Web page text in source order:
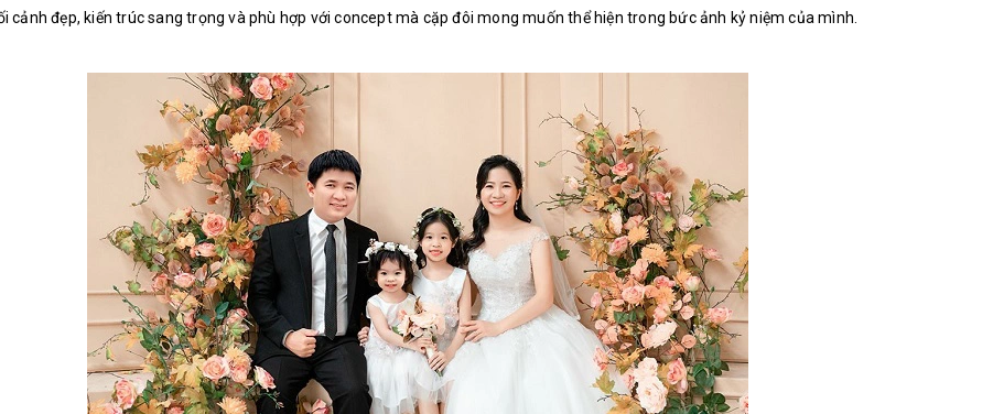
cảnh đẹp, kiến trúc sang trọng và phù hợp với concept mà cặp đôi mong muốn thể hiện trong bức ảnh kỷ niệm của mình.